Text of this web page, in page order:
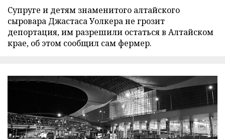
Супруге и детям знаменитого алтайского
сыровара Джастаса Уолкера не грозит
депортация, им разрешили остаться в Алтайском
крае, об этом сообщил сам фермер.